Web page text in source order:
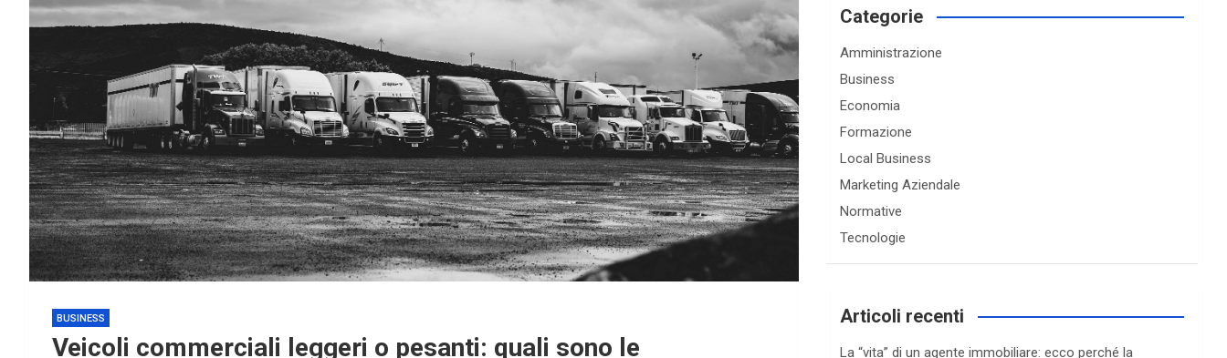
BUSINESS
Veicoli commerciali leggeri o pesanti: quali sono le
c
Categorie
Amministrazione
Business
Economia
Formazione
Local Business
Marketing Aziendale
Normative
Tecnologie
Articoli recenti
La “vita” di un agente immobiliare: ecco perché la